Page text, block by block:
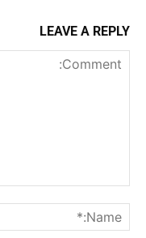
LEAVE A REPLY